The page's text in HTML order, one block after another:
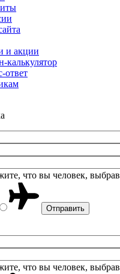
и акции
калькулятор
ответ
что вы человек, выбрав
что вы человек, выбрав